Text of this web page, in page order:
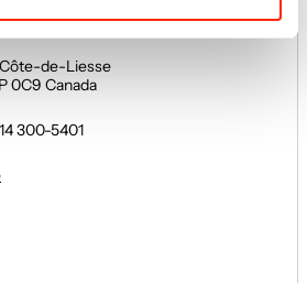
de-Liesse
0C9 Canada
300-5401